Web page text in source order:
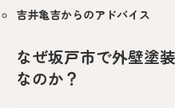
吉井亀吉からのアドバイス
なぜ坂戸市で外壁塗
なのか？